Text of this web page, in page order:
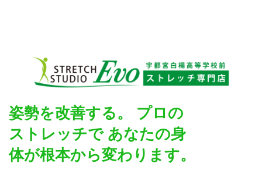
姿勢を改善する。 プロの
ストレッチで あなたの身
体が根本から変わります。